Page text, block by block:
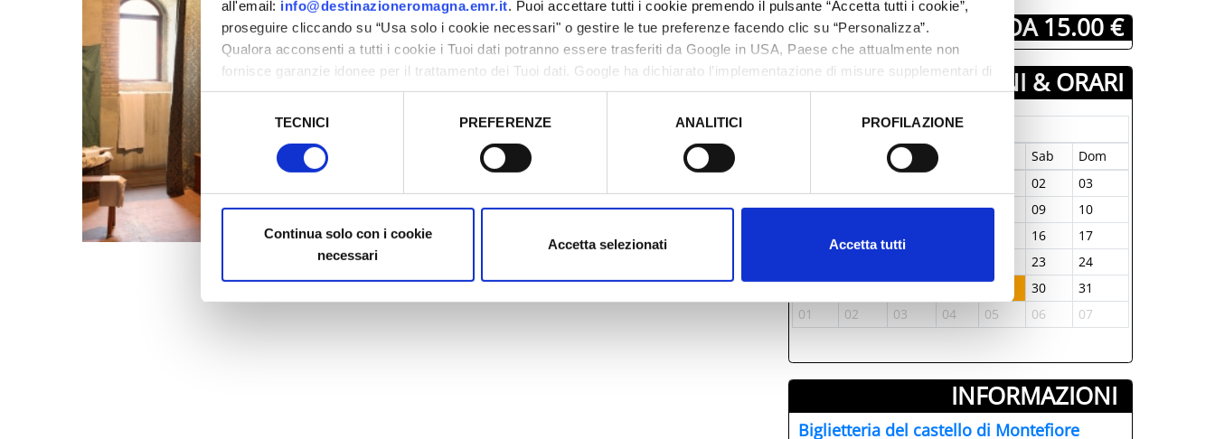
all'email: info@destinazioneromagna.emr.it. Puoi accettare tutti i cookie premendo il pulsante “Accetta tutti i cookie”,
proseguire cliccando su “Usa solo i cookie necessari" o gestire le tue preferenze facendo clic su “Personalizza”.
Qualora acconsenti a tutti i cookie i Tuoi dati potranno essere trasferiti da Google in USA, Paese che attualmente non
fornisce garanzie idonee per il trattamento dei Tuoi dati. Google ha dichiarato l’implementazione di misure supplementari di
sicurezza a Tutela dei navigatori, che abbiamo valutato essere sufficienti.
TECNICI PREFERENZE ANALITICI PROFILAZIONE
Continua solo con i cookie
necessari
Accetta selezionati Accetta tutti
­ A PARTIRE DA 15.00 €
GIORNI & ORARI
Maggio-2026
Mer Sab
Dom
02
03
04
05 06 07 08 09
10
13 16
17
23
24
25
26 27 28 29 30
31
01
02 03 04 05 06 07
INFORMAZIONI ­
Biglietteria del castello di Montefiore